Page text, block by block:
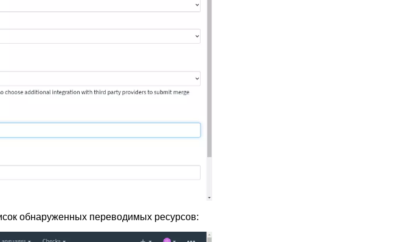
обнаруженных переводимых ресурсов: